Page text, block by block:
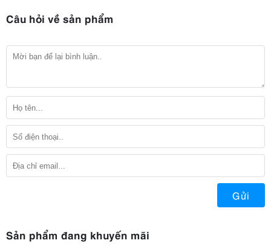
Câu hỏi về sản phẩm
Gửi
Sản phẩm đang khuyến mãi